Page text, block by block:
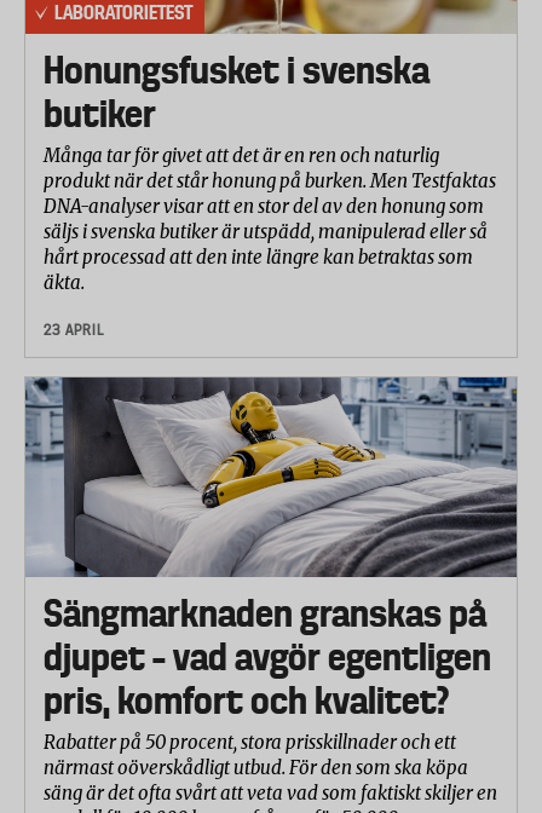
LABORATORIETEST
Honungsfusket i svenska
butiker
Många tar för givet att det är en ren och naturlig
produkt när det står honung på burken. Men Testfaktas
DNA-analyser visar att en stor del av den honung som
säljs i svenska butiker är utspädd, manipulerad eller så
hårt processad att den inte längre kan betraktas som
äkta.
23 APRIL
Sängmarknaden granskas på
djupet – vad avgör egentligen
pris, komfort och kvalitet?
Rabatter på 50 procent, stora prisskillnader och ett
närmast oöverskådligt utbud. För den som ska köpa
säng är det ofta svårt att veta vad som faktiskt skiljer en